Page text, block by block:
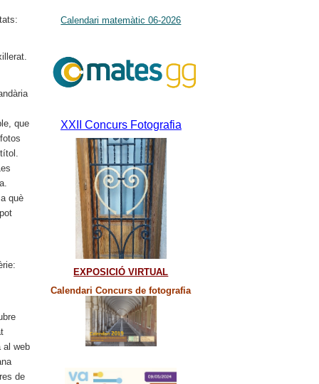
que
què
al web
de
Calendari matemàtic 06-2026
XXII Concurs Fotografia
EXPOSICIÓ VIRTUAL
Calendari Concurs de fotografia